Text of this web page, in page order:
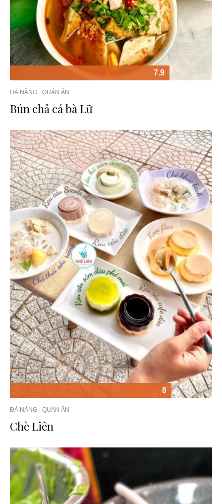
7.9
ĐÀ NẴNG QUÁN ĂN
Bún chả cá bà Lữ
8
ĐÀ NẴNG QUÁN ĂN
Chè Liên